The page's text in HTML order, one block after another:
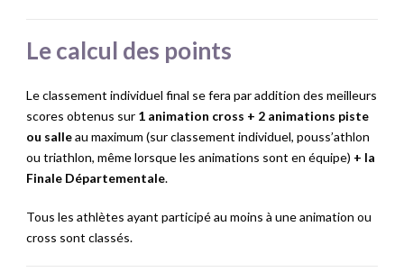
Le calcul des points
Le classement individuel final se fera par addition des meilleurs
scores obtenus sur 1 animation cross + 2 animations piste
ou salleau maximum (sur classement individuel, pouss’athlon
ou triathlon, même lorsque les animations sont en équipe) + la
Finale Départementale.
Tous les athlètes ayant participé au moins à une animation ou
cross sont classés.